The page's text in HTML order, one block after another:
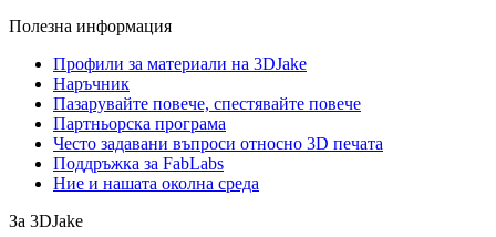
Полезна информация
Профили за материали на 3DJake
Наръчник
Пазарувайте повече, спестявайте повече
Партньорска програма
Често задавани въпроси относно 3D печата
Поддръжка за FabLabs
Ние и нашата околна среда
За 3DJake